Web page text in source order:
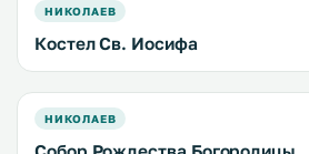
НИКОЛАЕВ
Костел Св. Иосифа
НИКОЛАЕВ